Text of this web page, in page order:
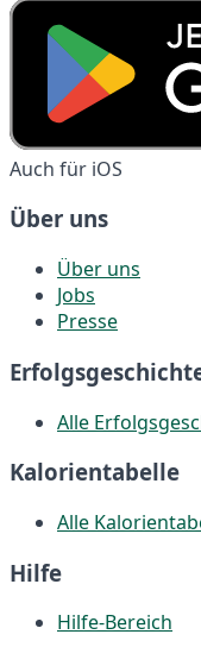
Auch für iOS
Über uns
Über uns
Jobs
Presse
Alle
Kalorientabelle
Alle
Hilfe
Hilfe-Bereich